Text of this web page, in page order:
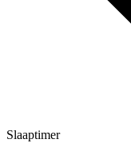
Slaaptimer